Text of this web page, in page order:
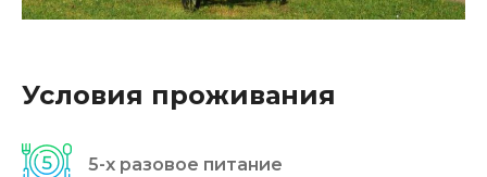
Условия проживания
5-x разовое питание